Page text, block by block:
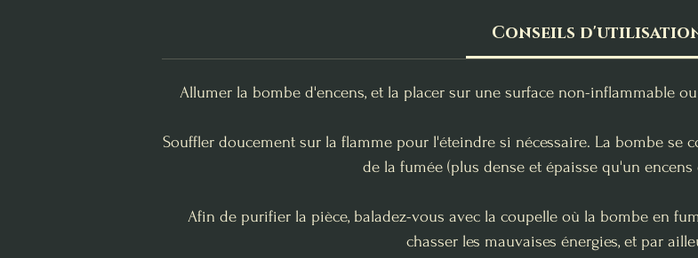
Conseils
Allumer la bombe d'encens, et la placer sur une surface non-inflammable
Souffler doucement sur la flamme pour l'éteindre si nécessaire. La bombe se
de la fumée (plus dense et épaisse qu'un encens
Afin de purifier la pièce, baladez-vous avec la coupelle où la bombe en
chasser les mauvaises énergies, et par